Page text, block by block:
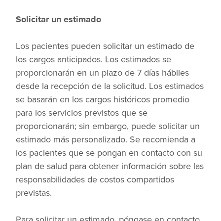
Solicitar un estimado
Los pacientes pueden solicitar un estimado de
los cargos anticipados. Los estimados se
proporcionarán en un plazo de 7 días hábiles
desde la recepción de la solicitud. Los estimados
se basarán en los cargos históricos promedio
para los servicios previstos que se
proporcionarán; sin embargo, puede solicitar un
estimado más personalizado. Se recomienda a
los pacientes que se pongan en contacto con su
plan de salud para obtener información sobre las
responsabilidades de costos compartidos
previstas.